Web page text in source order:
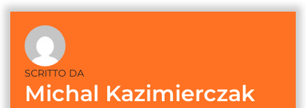
SCRITTO DA
Michal Kazimierczak